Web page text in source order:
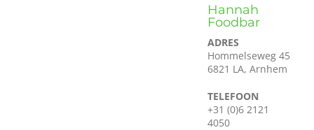
Hannah
Foodbar
ADRES
Hommelseweg 45
6821 LA, Arnhem
TELEFOON
+31 (0)6 2121
4050